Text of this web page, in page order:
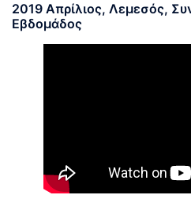
2019 Απρίλιος, Λεμεσός,
Εβδομάδος